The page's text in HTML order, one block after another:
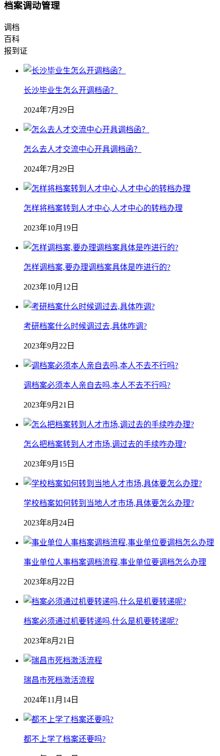
档案调动管理
调档
百科
报到证
长沙毕业生怎么开调档函？
2024年7月29日
怎么去人才交流中心开具调档函？
2024年7月29日
怎样将档案转到人才中心,人才中心的转档办理
2023年10月19日
怎样调档案,要办理调档案具体是咋进行的?
2023年10月12日
考研档案什么时候调过去,具体咋调?
2023年9月22日
调档案必须本人亲自去吗,本人不去不行吗?
2023年9月21日
怎么把档案转到人才市场,调过去的手续咋办理?
2023年9月15日
学校档案如何转到当地人才市场,具体要怎么办理?
2023年8月24日
事业单位人事档案调档流程,事业单位要调档怎么办理
2023年8月22日
档案必须通过机要转递吗,什么是机要转递呢?
2023年8月21日
瑞昌市死档激活流程
2024年11月14日
都不上学了档案还要吗?